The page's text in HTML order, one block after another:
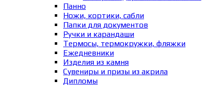
Панно
Ножи, кортики, сабли
Папки для документов
Ручки и карандаши
Термосы, термокружки, фляжки
Ежедневники
Изделия из камня
Сувениры и призы из акрила
Дипломы